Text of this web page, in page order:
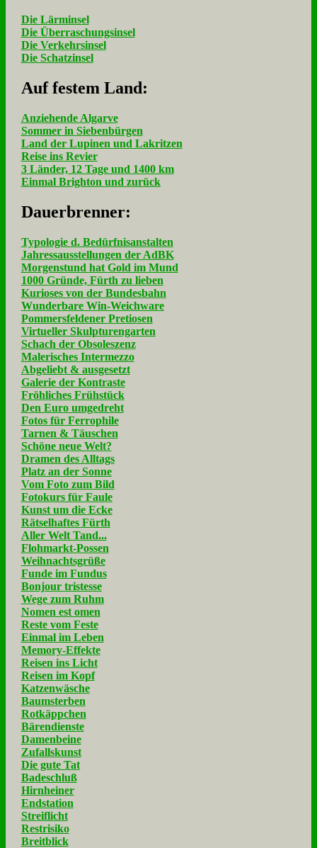
Die Lärminsel
Die Überraschungsinsel
Die Verkehrsinsel
Die Schatzinsel
Auf fe­stem Land:
Anziehende Algarve
Sommer in Siebenbürgen
Land der Lupinen und Lakritzen
Reise ins Revier
3 Länder, 12 Tage und 1400 km
Einmal Brighton und zurück
Dau­er­bren­ner:
Typologie d. Bedürfnisanstalten
Jahressausstellungen der AdBK
Morgenstund hat Gold im Mund
1000 Gründe, Fürth zu lieben
Kurioses von der Bundesbahn
Wunderbare Win-Weichware
Pommersfeldener Pretiosen
Virtueller Skulpturengarten
Schach der Obsoleszenz
Malerisches Intermezzo
Abgeliebt & ausgesetzt
Galerie der Kontraste
Fröhliches Frühstück
Den Euro umgedreht
Fotos für Ferrophile
Tarnen & Täuschen
Schöne neue Welt?
Dramen des Alltags
Platz an der Sonne
Vom Foto zum Bild
Fotokurs für Faule
Kunst um die Ecke
Rätselhaftes Fürth
Aller Welt Tand...
Flohmarkt-Possen
Weihnachtsgrüße
Funde im Fundus
Bonjour tristesse
Wege zum Ruhm
Nomen est omen
Reste vom Feste
Einmal im Leben
Memory-Effekte
Reisen ins Licht
Reisen im Kopf
Katzenwäsche
Baumsterben
Rotkäppchen
Bärendienste
Damenbeine
Zufallskunst
Die gute Tat
Badeschluß
Hirnheiner
Endstation
Streiflicht
Restrisiko
Breitblick